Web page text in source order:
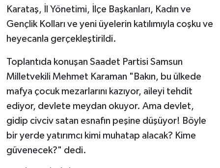
Karataş, İl Yönetimi, İlçe Başkanları, Kadın ve
Gençlik Kolları ve yeni üyelerin katılımıyla coşku ve
heyecanla gerçekleştirildi.
Toplantıda konuşan Saadet Partisi Samsun
Milletvekili Mehmet Karaman "Bakın, bu ülkede
mafya çocuk mezarlarını kazıyor, aileyi tehdit
ediyor, devlete meydan okuyor. Ama devlet,
gidip civciv satan esnafın peşine düşüyor! Böyle
bir yerde yatırımcı kimi muhatap alacak? Kime
güvenecek?" dedi.